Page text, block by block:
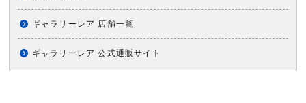
ギャラリーレア 店舗一覧
ギャラリーレア 公式通販サイト